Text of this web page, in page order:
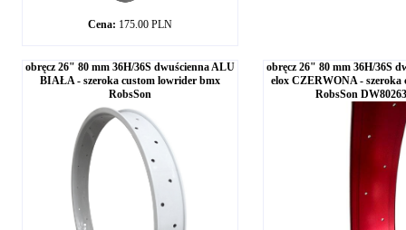
Cena: 175.00 PLN
obręcz 26" 80 mm 36H/36S dwuścienna ALU
BIAŁA - szeroka custom lowrider bmx
RobsSon
obręcz 26" 80 mm 36H/36S
elox CZERWONA - szeroka
RobsSon